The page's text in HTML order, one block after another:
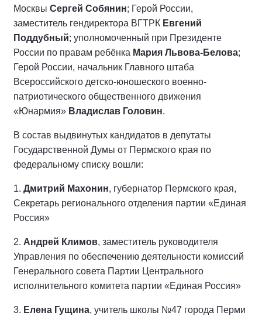
Москвы Сергей Собянин; Герой России,
заместитель гендиректора ВГТРК Евгений
Поддубный; уполномоченный при Президенте
России по правам ребёнка Мария Львова-Белова;
Герой России, начальник Главного штаба
Всероссийского детско-юношеского военно-
патриотического общественного движения
«Юнармия» Владислав Головин.
В состав выдвинутых кандидатов в депутаты
Государственной Думы от Пермского края по
федеральному списку вошли:
1. Дмитрий Махонин, губернатор Пермского края,
Секретарь регионального отделения партии «Единая
Россия»
2. Андрей Климов, заместитель руководителя
Управления по обеспечению деятельности комиссий
Генерального совета Партии Центрального
исполнительного комитета партии «Единая Россия»
3. Елена Гущина, учитель школы №47 города Перми